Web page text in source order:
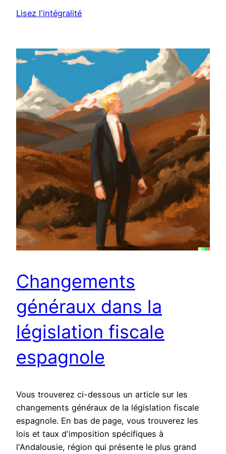
Lisez l'intégralité
Changements
généraux dans la
législation fiscale
espagnole
Vous trouverez ci-dessous un article sur les
changements généraux de la législation fiscale
espagnole. En bas de page, vous trouverez les
lois et taux d'imposition spécifiques à
l'Andalousie, région qui présente le plus grand